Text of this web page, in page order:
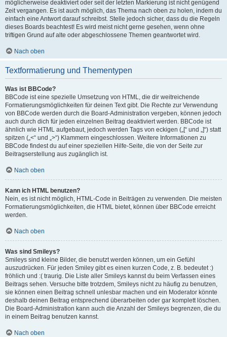
möglicherweise deaktiviert oder seit der letzten Markierung ist nicht genügend
Zeit vergangen. Es ist auch möglich, das Thema nach oben zu holen, indem du
einfach eine Antwort darauf schreibst. Stelle jedoch sicher, dass du die Regeln
dieses Boards beachtest! Es wird meist nicht gerne gesehen, wenn ohne
triftigen Grund auf alte oder abgeschlossene Themen geantwortet wird.
Nach oben
Textformatierung und Thementypen
Was ist BBCode?
BBCode ist eine spezielle Umsetzung von HTML, die dir weitreichende
Formatierungsmöglichkeiten für deinen Text gibt. Die Rechte zur Verwendung
von BBCode werden durch die Board-Administration vergeben, können jedoch
auch durch dich für jeden einzelnen Beitrag deaktiviert werden. BBCode ist
ähnlich wie HTML aufgebaut, jedoch werden Tags von eckigen („[“ und „]“) statt
spitzen („<“ und „>“) Klammern eingeschlossen. Weitere Informationen zu
BBCode findest du auf einer speziellen Hilfe-Seite, die von der Seite zur
Beitragserstellung aus zugänglich ist.
Nach oben
Kann ich HTML benutzen?
Nein, es ist nicht möglich, HTML-Code in Beiträgen zu verwenden. Die meisten
Formatierungsmöglichkeiten, die HTML bietet, können über BBCode erreicht
werden.
Nach oben
Was sind Smileys?
Smileys sind kleine Bilder, die benutzt werden können, um ein Gefühl
auszudrücken. Für jeden Smiley gibt es einen kurzen Code, z. B. bedeutet :)
fröhlich und :( traurig. Die Liste aller Smileys kannst du beim Verfassen eines
Beitrags sehen. Versuche bitte trotzdem, Smileys nicht zu häufig zu benutzen,
sie können einen Beitrag schnell unlesbar machen und ein Moderator könnte
deshalb deinen Beitrag entsprechend überarbeiten oder gar komplett löschen.
Die Board-Administration kann auch die Anzahl der Smileys begrenzen, die du
in einem Beitrag benutzen kannst.
Nach oben